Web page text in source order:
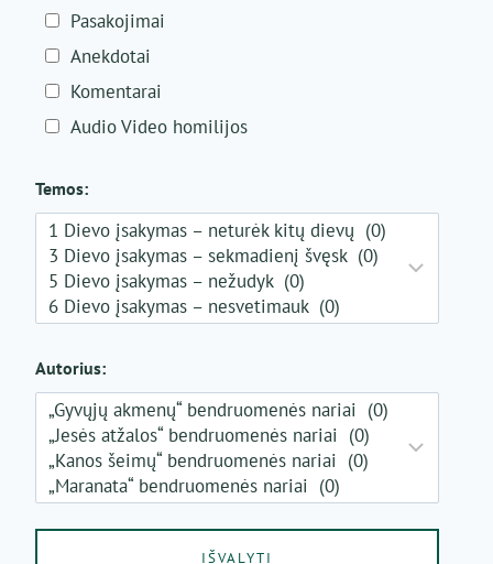
Pasakojimai
Anekdotai
Komentarai
Audio Video homilijos
Temos:
Autorius: